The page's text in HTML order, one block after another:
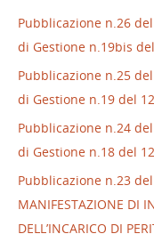
Pubblicazione n.26
di Gestione n.19bis
Pubblicazione n.25
di Gestione n.19 del
Pubblicazione n.24
di Gestione n.18 del
Pubblicazione n.23 del
MANIFESTAZIONE DI
DELL’INCARICO DI